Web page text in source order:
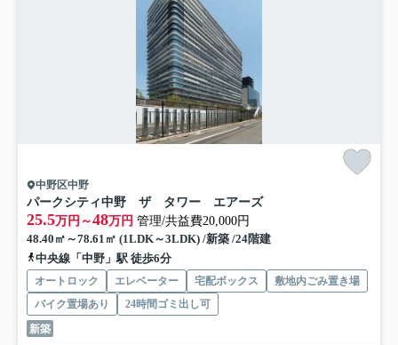
中野区中野
パークシティ中野 ザ タワー エアーズ
25.5万円～48万円 管理/共益費20,000円
48.40㎡～78.61㎡ (1LDK～3LDK) /新築 /24階建
中央線「中野」駅 徒歩6分
オートロック エレベーター 宅配ボックス
敷地内ごみ置き場
バイク置場あり
24時間ゴミ出し可
新築